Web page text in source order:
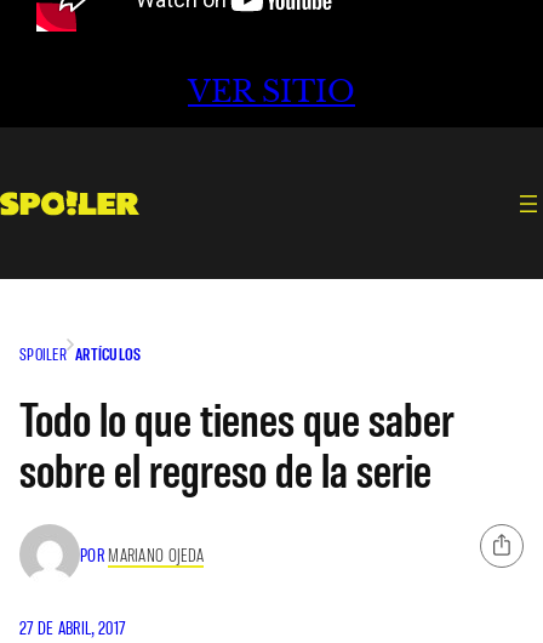
VER SITIO
SPOILER ARTÍCULOS
Todo lo que tienes que saber
sobre el regreso de la serie
POR MARIANO OJEDA
27 DE ABRIL, 2017